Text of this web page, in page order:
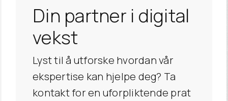
Din partner i digital
vekst
Lyst til å utforske hvordan vår
ekspertise kan hjelpe deg? Ta
kontakt for en uforpliktende prat